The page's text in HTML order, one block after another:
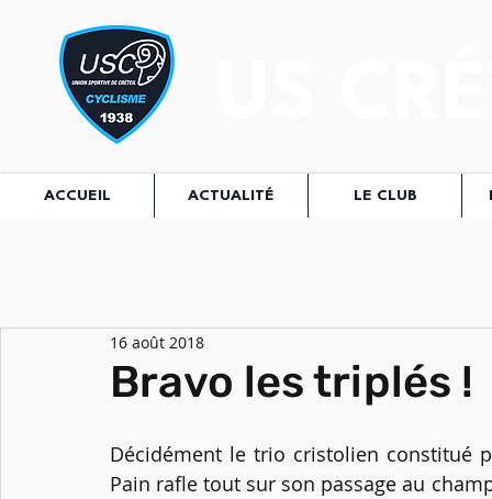
ACCUEIL ACTUALITÉ LE CLUB
Bravo les triplés !
16 août 2018
Décidément le trio cristolien constitué
Pain rafle tout sur son passage au